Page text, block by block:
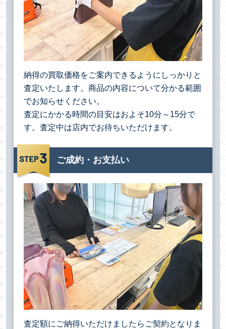
納得の買取価格をご案内できるようにしっかりと
査定いたします。商品の内容について分かる範囲
でお知らせください。
査定にかかる時間の目安はおよそ10分～15分で
す。査定中は店内でお待ちいただけます。
ご成約・お支払い
査定額にご納得いただけましたらご契約となりま